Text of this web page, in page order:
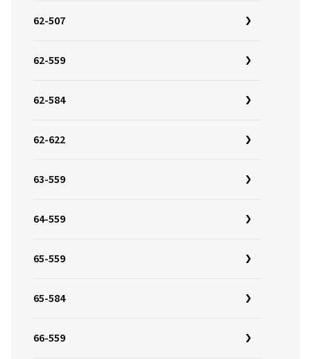
62-507
62-559
62-584
62-622
63-559
64-559
65-559
65-584
66-559